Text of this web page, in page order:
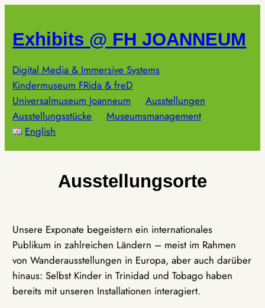
springen
Exhibits @ FH JOANNEUM
Digital Media & Immersive Systems
Kindermuseum FRida & freD
Universalmuseum Joanneum
Ausstellungen
Ausstellungsstücke
Museumsmanagement
English
Ausstellungsorte
Unsere Exponate begeistern ein internationales
Publikum in zahlreichen Ländern – meist im Rahmen
von Wanderausstellungen in Europa, aber auch darüber
hinaus: Selbst Kinder in Trinidad und Tobago haben
bereits mit unseren Installationen interagiert.